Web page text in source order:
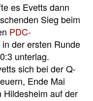
es Evetts dann
Sieg beim
PDC-
der ersten Runde
unterlag.
sich bei der Q-
Ende Mai
Hildesheim auf der